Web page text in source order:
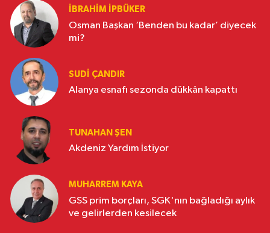
İBRAHIM İPBÜKER
Osman Başkan ‘Benden bu kadar’ diyecek
mi?
SUDI ÇANDIR
Alanya esnafı sezonda dükkân kapattı
TUNAHAN ŞEN
Akdeniz Yardım İstiyor
MUHARREM KAYA
GSS prim borçları, SGK'nın bağladığı aylık
ve gelirlerden kesilecek